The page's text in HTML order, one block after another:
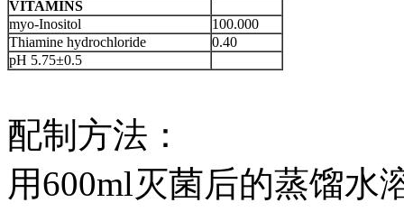
VITAMINS
myo-Inositol
100.000
Thiamine hydrochloride
0.40
pH 5.75±0.5
配制方法：
用600ml灭菌后的蒸馏水